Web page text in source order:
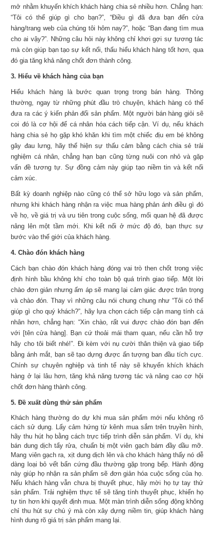
mở nhằm khuyến khích khách hàng chia sẻ nhiều hơn. Chẳng hạn:
“Tôi có thể giúp gì cho bạn?”, “Điều gì đã đưa bạn đến cửa
hàng/trang web của chúng tôi hôm nay?”, hoặc “Bạn đang tìm mua
cho ai vậy?”. Những câu hỏi này không chỉ khơi gợi sự tương tác
mà còn giúp bạn tạo sự kết nối, thấu hiểu khách hàng tốt hơn, qua
đó gia tăng khả năng chốt đơn thành công.
3. Hiểu về khách hàng của bạn
Hiểu khách hàng là bước quan trọng trong bán hàng. Thông
thường, ngay từ những phút đầu trò chuyện, khách hàng có thể
đưa ra các ý kiến phản đối sản phẩm. Một người bán hàng giỏi sẽ
coi đó là cơ hội để cá nhân hóa cách tiếp cận. Ví dụ, nếu khách
hàng chia sẻ họ gặp khó khăn khi tìm một chiếc địu em bé không
gây đau lưng, hãy thể hiện sự thấu cảm bằng cách chia sẻ trải
nghiệm cá nhân, chẳng hạn bạn cũng từng nuôi con nhỏ và gặp
vấn đề tương tự. Sự đồng cảm này giúp tạo niềm tin và kết nối
cảm xúc.
Bất kỳ doanh nghiệp nào cũng có thể sở hữu logo và sản phẩm,
nhưng khi khách hàng nhận ra việc mua hàng phản ánh điều gì đó
về họ, về giá trị và ưu tiên trong cuộc sống, mối quan hệ đã được
nâng lên một tầm mới. Khi kết nối ở mức độ đó, bạn thực sự
bước vào thế giới của khách hàng.
4. Chào đón khách hàng
Cách bạn chào đón khách hàng đóng vai trò then chốt trong việc
định hình bầu không khí cho toàn bộ quá trình giao tiếp. Một lời
chào đơn giản nhưng ấm áp sẽ mang lại cảm giác được trân trọng
và chào đón. Thay vì những câu nói chung chung như “Tôi có thể
giúp gì cho quý khách?”, hãy lựa chọn cách tiếp cận mang tính cá
nhân hơn, chẳng hạn: “Xin chào, rất vui được chào đón bạn đến
với [tên cửa hàng]. Bạn cứ thoải mái tham quan, nếu cần hỗ trợ
hãy cho tôi biết nhé!”. Đi kèm với nụ cười thân thiện và giao tiếp
bằng ánh mắt, bạn sẽ tạo dựng được ấn tượng ban đầu tích cực.
Chính sự chuyên nghiệp và tinh tế này sẽ khuyến khích khách
hàng ở lại lâu hơn, tăng khả năng tương tác và nâng cao cơ hội
chốt đơn hàng thành công.
5. Đề xuất dùng thử sản phẩm
Khách hàng thường do dự khi mua sản phẩm mới nếu không rõ
cách sử dụng. Lấy cảm hứng từ kênh mua sắm trên truyền hình,
hãy thu hút họ bằng cách trực tiếp trình diễn sản phẩm. Ví dụ, khi
bán dung dịch tẩy rửa, chuẩn bị một viên gạch bám đầy dầu mỡ.
Mang viên gạch ra, xịt dung dịch lên và cho khách hàng thấy nó dễ
dàng loại bỏ vết bẩn cứng đầu thường gặp trong bếp. Hành động
này giúp họ nhận ra sản phẩm sẽ đơn giản hóa cuộc sống của họ.
Nếu khách hàng vẫn chưa bị thuyết phục, hãy mời họ tự tay thử
sản phẩm. Trải nghiệm thực tế sẽ tăng tính thuyết phục, khiến họ
tự tin hơn khi quyết định mua. Một màn trình diễn sống động không
chỉ thu hút sự chú ý mà còn xây dựng niềm tin, giúp khách hàng
hình dung rõ giá trị sản phẩm mang lại.